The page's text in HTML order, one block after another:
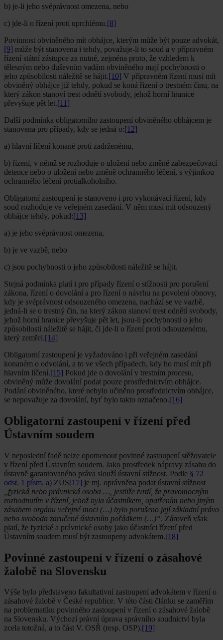
b) je-li jeho svéprávnost omezena, nebo
c) jde-li o řízení proti uprchlému.[8]
Povinnost obviněného mít obhájce, kterým může být pouze advokát,
[9] může být stanovena i tehdy, považuje-li to soud a v přípravném
řízení státní zástupce za nutné, zejména proto, že vzhledem k
tělesným nebo duševním vadám obviněného mají pochybnosti o
jeho způsobilosti náležitě se hájit.[10] V přípravném řízení musí mít
obviněný obhájce již tehdy, pokud se koná řízení o trestném činu, na
který zákon stanoví trest odnětí svobody, jehož horní hranice
převyšuje pět let.[11]
Další podmínka obligatorního zastoupení obviněného obhájcem je
stanovena pro případy, kdy se jedná o:[12]
a) hlavní líčení konané proti zadrženému,
b) řízení, v němž se rozhoduje o uložení nebo změně zabezpečovací
detence nebo o uložení nebo změně ochranného léčení, s výjimkou
ochranného léčení protialkoholního.
Obligatorní zastoupení je stanoveno i pro vykonávací řízení, kdy
soud rozhoduje ve veřejném zasedání. V něm musí mít odsouzený
obhájce tehdy, pokud:[13]
a) je jeho svéprávnost omezena,
b) je ve vazbě, nebo
c) jsou pochybnosti o jeho způsobilosti náležitě se hájit.
Stejná podmínka platí i pro případy řízení o stížnosti pro porušení
zákona, řízení o dovolání a pro řízení o návrhu na povolení obnovy,
kdy je svéprávnost odsouzeného omezena, nachází se ve vazbě,
jedná-li se o trestný čin, na který zákon stanoví trest odnětí svobody,
jehož horní hranice převyšuje pět let, jsou-li pochybnosti o jeho
způsobilosti náležitě se hájit, či jde-li o řízení proti odsouzenému,
který zemřel.[14]
Obligatorní zastoupení je vyžadováno i při veřejném zasedání
konaném o odvolání, a to ve všech případech, kdy ho musí mít při
hlavním líčení.[15] Pokud jde o dovolání v trestním procesu,
obviněný může dovolání podat pouze prostřednictvím obhájce.
Podání obviněného, které nebylo učiněno prostřednictvím obhájce,
se nepovažuje za dovolání, byť bylo takto označeno.[16]
Obligatorní zastoupení v řízení před
Ústavním soudem
V neposlední řadě nelze opomenout povinné zastoupení stěžovatele
v řízení před Ústavním soudem. Jako prostředek nápravy zásahu do
ústavně garantovaného práva slouží ústavní stížnost. Podle § 72
odst. 1 písm. a) ZÚS[17] je mj. oprávněna podat ústavní stížnost
,,fyzická nebo právnická osoba …, jestliže tvrdí, že pravomocným
rozhodnutím v řízení, jehož byla účastníkem, opatřením nebo jiným
zásahem orgánu veřejné moci (…) bylo porušeno její základní právo
nebo svoboda zaručené ústavním pořádkem (…)“. Zároveň však
platí, že fyzické a právnické osoby jako účastníci řízení před
Ústavním soudem musí být zastoupeny advokátem.[18]
Povinné zastoupení v řízení o zásahové
žalobě na Slovensku
Výše bylo představeno fakultativní zastoupení advokátem v řízení o
zásahové žalobě v České republice. V této části článku se zaměřím
na problematiku povinného zastoupení v řízení o zásahové žalobě
na Slovensku. Výchozí právní úprava správního soudnictví byla
zcela totožná, a to část V. OSŘ (resp. OSP).[19]